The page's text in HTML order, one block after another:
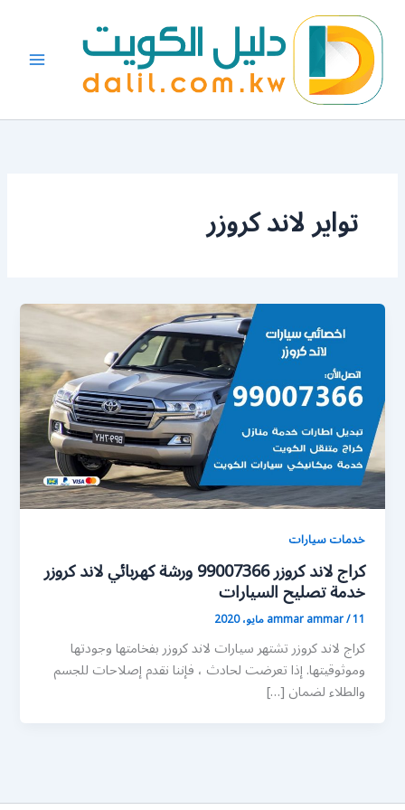
المحتوى
تواير لاند كروزر
خدمات سيارات
كراج لاند كروزر 99007366 ورشة كهربائي لاند كروزر
خدمة تصليح السيارات
ammar ammar/11 مايو، 2020
كراج لاند كروزر تشتهر سيارات لاند كروزر بفخامتها وجودتها
وموثوقيتها. إذا تعرضت لحادث ، فإننا نقدم إصلاحات للجسم
والطلاء لضمان […]